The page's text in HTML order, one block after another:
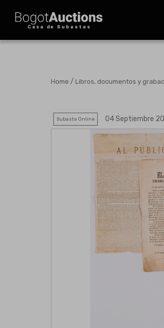
Home / Libros, documentos y
Subasta Online 04 Septiembre